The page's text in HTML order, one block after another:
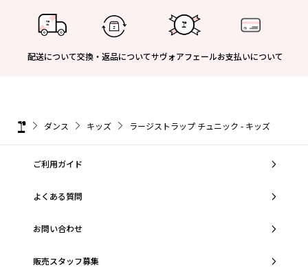
配送について交換・返品についてサヴォアフェールお支払いについて
ダンス キッズ ラージストラップ チュニック - キッズ
ご利用ガイド
よくある質問
お問い合わせ
販売スタッフ募集